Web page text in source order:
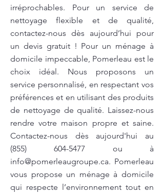
irréprochables. Pour un service de
nettoyage flexible et de qualité,
contactez-nous dès aujourd’hui pour
un devis gratuit ! Pour un ménage à
domicile impeccable, Pomerleau est le
choix idéal. Nous proposons un
service personnalisé, en respectant vos
préférences et en utilisant des produits
de nettoyage de qualité. Laissez-nous
rendre votre maison propre et saine.
Contactez-nous dès aujourd'hui au
(855) 604-5477 ou à
info@pomerleaugroupe.ca. Pomerleau
vous propose un ménage à domicile
qui respecte l’environnement tout en